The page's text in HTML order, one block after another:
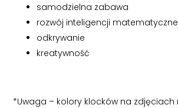
samodzielna zabawa
rozwój inteligencji
odkrywanie
kreatywność
*Uwaga – kolory klocków na zdjęciach